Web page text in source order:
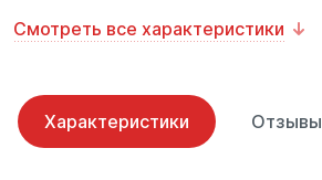
Смотреть все характеристики
Характеристики Отзывы